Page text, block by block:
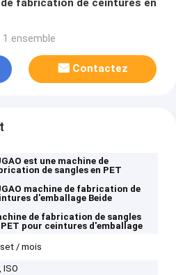
de fabrication de ceintures en
1 ensemble
Contactez
est une machine de
de sangles en PET
machine de fabrication de
d'emballage Beide
de fabrication de sangles
PET pour ceintures d'emballage
/ mois
ISO